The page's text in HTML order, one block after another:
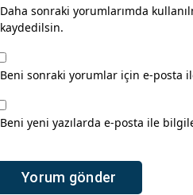
Daha sonraki yorumlarımda
kaydedilsin.
Beni sonraki yorumlar için e-posta
Beni yeni yazılarda e-posta ile